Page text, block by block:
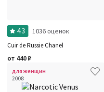
4.3 1036 оценок
Cuir de Russie Chanel
от 440₽
для женщин
2008